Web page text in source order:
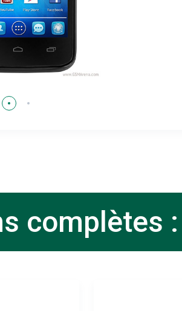
complètes :